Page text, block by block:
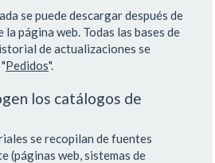
se puede descargar después de
página web. Todas las bases de
de actualizaciones se
Pedidos".
los catálogos de
se recopilan de fuentes
(páginas web, sistemas de